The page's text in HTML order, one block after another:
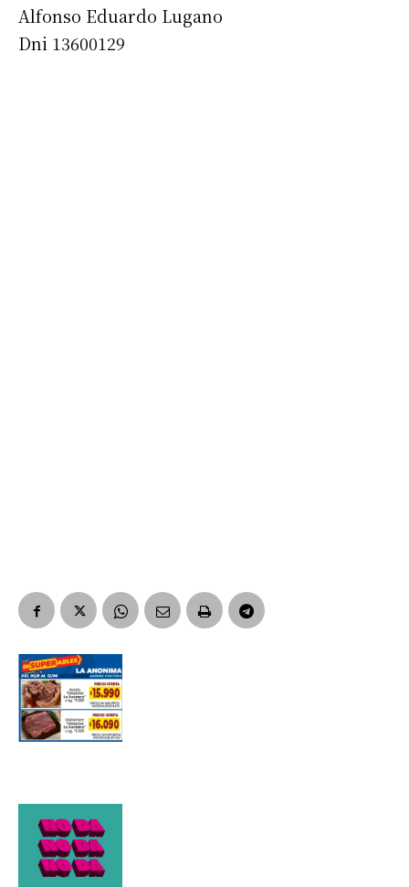
Alfonso Eduardo Lugano
Dni 13600129